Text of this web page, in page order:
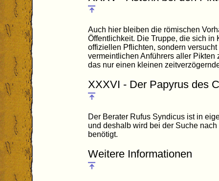
Auch hier bleiben die römischen
Öffentlichkeit. Die Truppe, die sich in
offiziellen Pflichten, sondern
vermeintlichen Anführers aller
das nur einen kleinen
XXXVI - Der Papyrus des
Der Berater Rufus Syndicus ist in
und deshalb wird bei der Suche
benötigt.
Weitere Informationen